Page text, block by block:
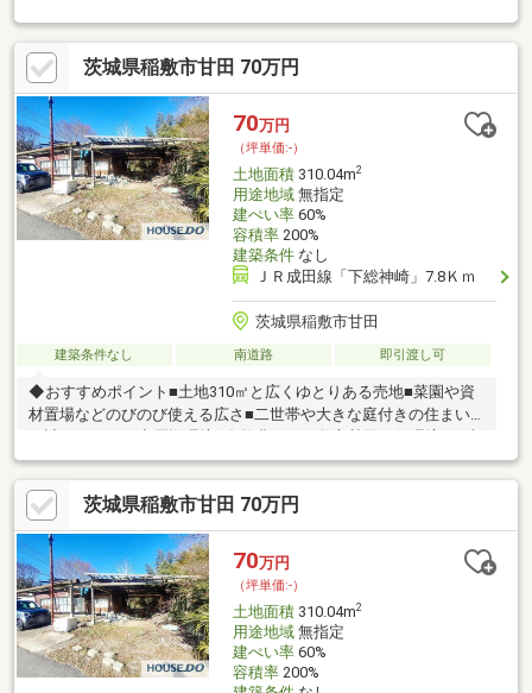
茨城県稲敷市甘田 70万円
70万円
（坪単価:-）
土地面積310.04m2
用途地域無指定
建ぺい率60%
容積率200%
建築条件なし
ＪＲ成田線「下総神崎」7.8Ｋｍ
茨城県稲敷市甘田
建築条件なし 南道路 即引渡し可
◆おすすめポイント■土地310㎡と広くゆとりある売地■菜園や資
材置場などのびのび使える広さ■二世帯や大きな庭付きの住まい
での移動がしやすいエリア■のびのびとした暮らしが叶う立地◆
ご案内広さにゆとりのある稲敷市甘田の売地です。広さや形状は
ぜひ現地でご確認ください。お気軽にお問い合わせください。
茨城県稲敷市甘田 70万円
70万円
（坪単価:-）
土地面積310.04m2
用途地域無指定
建ぺい率60%
容積率200%